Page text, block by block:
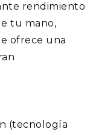
rendimiento
tu mano,
ofrece una
(tecnología